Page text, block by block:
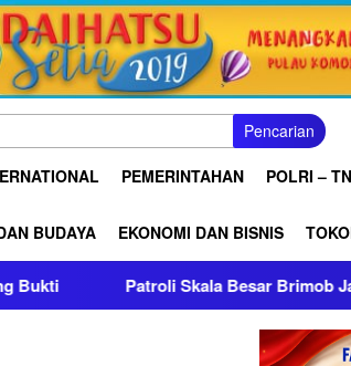
Pencarian
PEMERINTAHAN POLRI –
BUDAYA EKONOMI DAN BISNIS
Besar Brimob Jabar Bersama